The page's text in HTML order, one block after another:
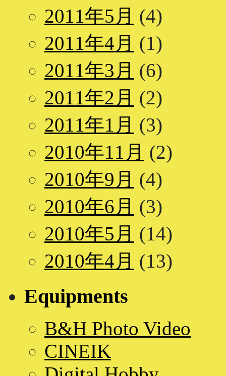
2011年5月 (4)
2011年4月 (1)
2011年3月 (6)
2011年2月 (2)
2011年1月 (3)
2010年11月 (2)
2010年9月 (4)
2010年6月 (3)
2010年5月 (14)
2010年4月 (13)
Equipments
B&H Photo Video
CINEIK